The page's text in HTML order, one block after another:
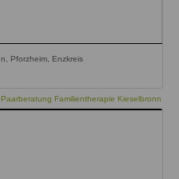
Pforzheim, Enzkreis
Familientherapie Kieselbronn